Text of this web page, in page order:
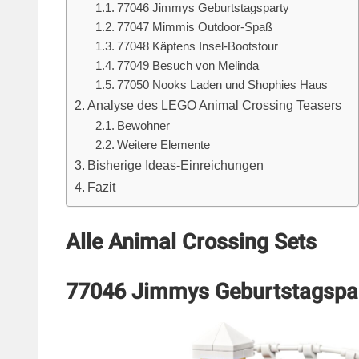
77046 Jimmys Geburtstagsparty
77047 Mimmis Outdoor-Spaß
77048 Käptens Insel-Bootstour
77049 Besuch von Melinda
77050 Nooks Laden und Shophies Haus
Analyse des LEGO Animal Crossing Teasers
Bewohner
Weitere Elemente
Bisherige Ideas-Einreichungen
Fazit
Alle Animal Crossing Sets
77046 Jimmys